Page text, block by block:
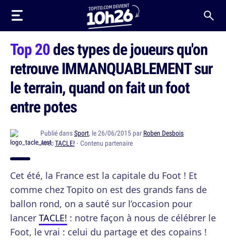
Top 20des types de joueurs qu'on
retrouve IMMANQUABLEMENT sur
le terrain, quand on fait un foot
entre potes
Publié dansSport, le 26/06/2015 par Roben Desbois
AvecTACLE! · Contenu partenaire
Cet été, la France est la capitale du Foot ! Et
comme chez Topito on est des grands fans de
ballon rond, on a sauté sur l’occasion pour
lancer TACLE! : notre façon à nous de célébrer le
Foot, le vrai : celui du partage et des copains !